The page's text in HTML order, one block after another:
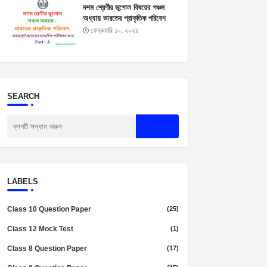
দশম শ্রেণীর ভূগোল বিষয়ের পঞ্চম
অধ্যায় ভারতের প্রাকৃতিক পরিবেশ
প্রশ্নোত্তর। Madhyamik
ফেব্রুয়ারি ১০, ২০২৪
SEARCH
LABELS
Class 10 Question Paper (25)
Class 12 Mock Test (1)
Class 8 Question Paper (17)